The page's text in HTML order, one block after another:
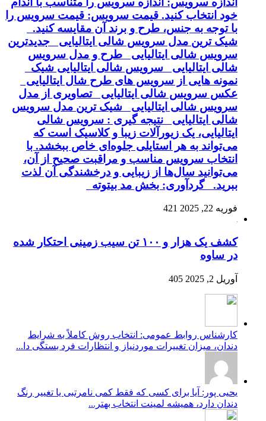
خود انتخاب کنید. قیمت سرویس: قیمت سرویس را
با توجه به جنس، طرح و برند آن مقایسه کنید.
شیک ترین مدل سرویس شالی ایتالیایی جدیدترین
سرویس شالی ایتالیایی طرح و مدل سرویس
شالی ایتالیایی سرویس شالی ایتالیایی شیک
نمونه هایی از سرویس های طرح شال ایتالیایی
عکس سرویس شالی ایتالیایی تصاویری از مدل
سرویس شالی ایتالیایی شیک ترین مدل سرویس
شالی ایتالیایی نتیجه گیری : سرویس شالی
ایتالیایی، یک زیورآلات زیبا و کلاسیک است که
می‌تواند به هر استایلی جلوه‌ای خاص ببخشد. با
انتخاب سرویس مناسب و مراقبت صحیح از آن،
می‌توانید سال‌ها از زیبایی و درخشندگی آن لذت
ببرید. گردآوری: بخش مد بیتوته
فوریه 22, 2025 421
کشف یک هزار و ۱۰۰ تن سیب زمینی احتکار شده
در ساوه
آوریل 2, 2025 405
کارشناس روابط عمومی: انتخاب روش کاملاً به شرایط
دندان، میزان تغییرات موردنیاز و انتظارات فرد بستگی دا...
یحیی پور: آیا برای کسی که فقط کمی نامرتبی یا تغییر رنگ
دندان دارد، همیشه لمینت انتخاب بهتر...